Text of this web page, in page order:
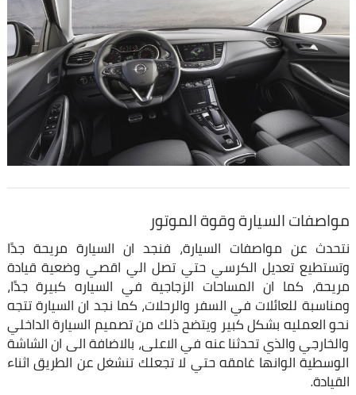
مواصفات السيارة وقوة الموتور
نتحدث عن مواصفات السيارة، فنجد ان السيارة مريحة جدًا
وتستطيع تعديل الكرسي حتي تصل الي اقصي وضعية قيادة
مريحة، كما ان المساحات الزجاجية في السياره كبيرة جدًا،
ومناسبة للعائلات في السفر والرحلات، كما نجد ان السيارة تتجه
نحو العمليه بشكل كبير ويتضح ذلك من تصميم السيارة الداخلي
والخارجي والذي تحدثنا عنه في الاعلى، بالاضافة الى ان الشاشة
الوسطية الوانها غامقه حتي لا تجعلك تنشغل عن الطريق اثناء
القيادة.